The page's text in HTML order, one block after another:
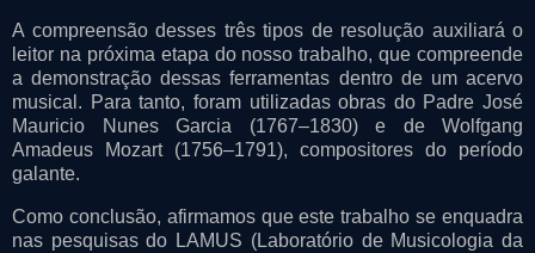
A compreensão desses três tipos de resolução auxiliará o
leitor na próxima etapa do nosso trabalho, que compreende
a demonstração dessas ferramentas dentro de um acervo
musical. Para tanto, foram utilizadas obras do Padre José
Mauricio Nunes Garcia (1767–1830) e de Wolfgang
Amadeus Mozart (1756–1791), compositores do período
galante.
Como conclusão, afirmamos que este trabalho se enquadra
nas pesquisas do LAMUS (Laboratório de Musicologia da